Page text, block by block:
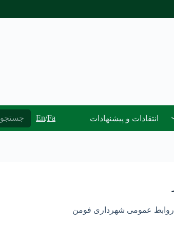
انتقادات و پیشنهادات پیوند ها ورود کارکنانEn/Fa
روابط عمومی شهرداری فومن